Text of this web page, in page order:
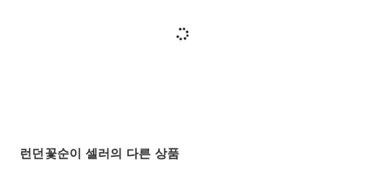
런던꽃순이 셀러의 다른 상품